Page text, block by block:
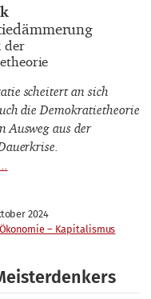
der
scheitert an sich
die Demokratietheorie
Ausweg aus der
2024
Ökonomie – Kapitalismus